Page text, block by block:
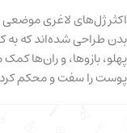
اکثر ژل‌های لاغری
بدن طراحی شده‌اند که
پهلو، بازوها، و ران‌ها
پوست را سفت و محکم